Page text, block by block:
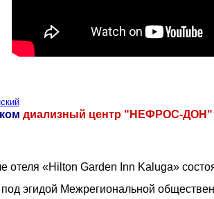
диализный центр "НЕФРОС-ДОН"
отеля «Hilton Garden Inn Kaluga»
эгидой Межрегиональной